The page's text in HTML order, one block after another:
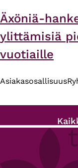
Äxöniä-
ylittämisiä
vuotiaille
Asiakasosallisuus